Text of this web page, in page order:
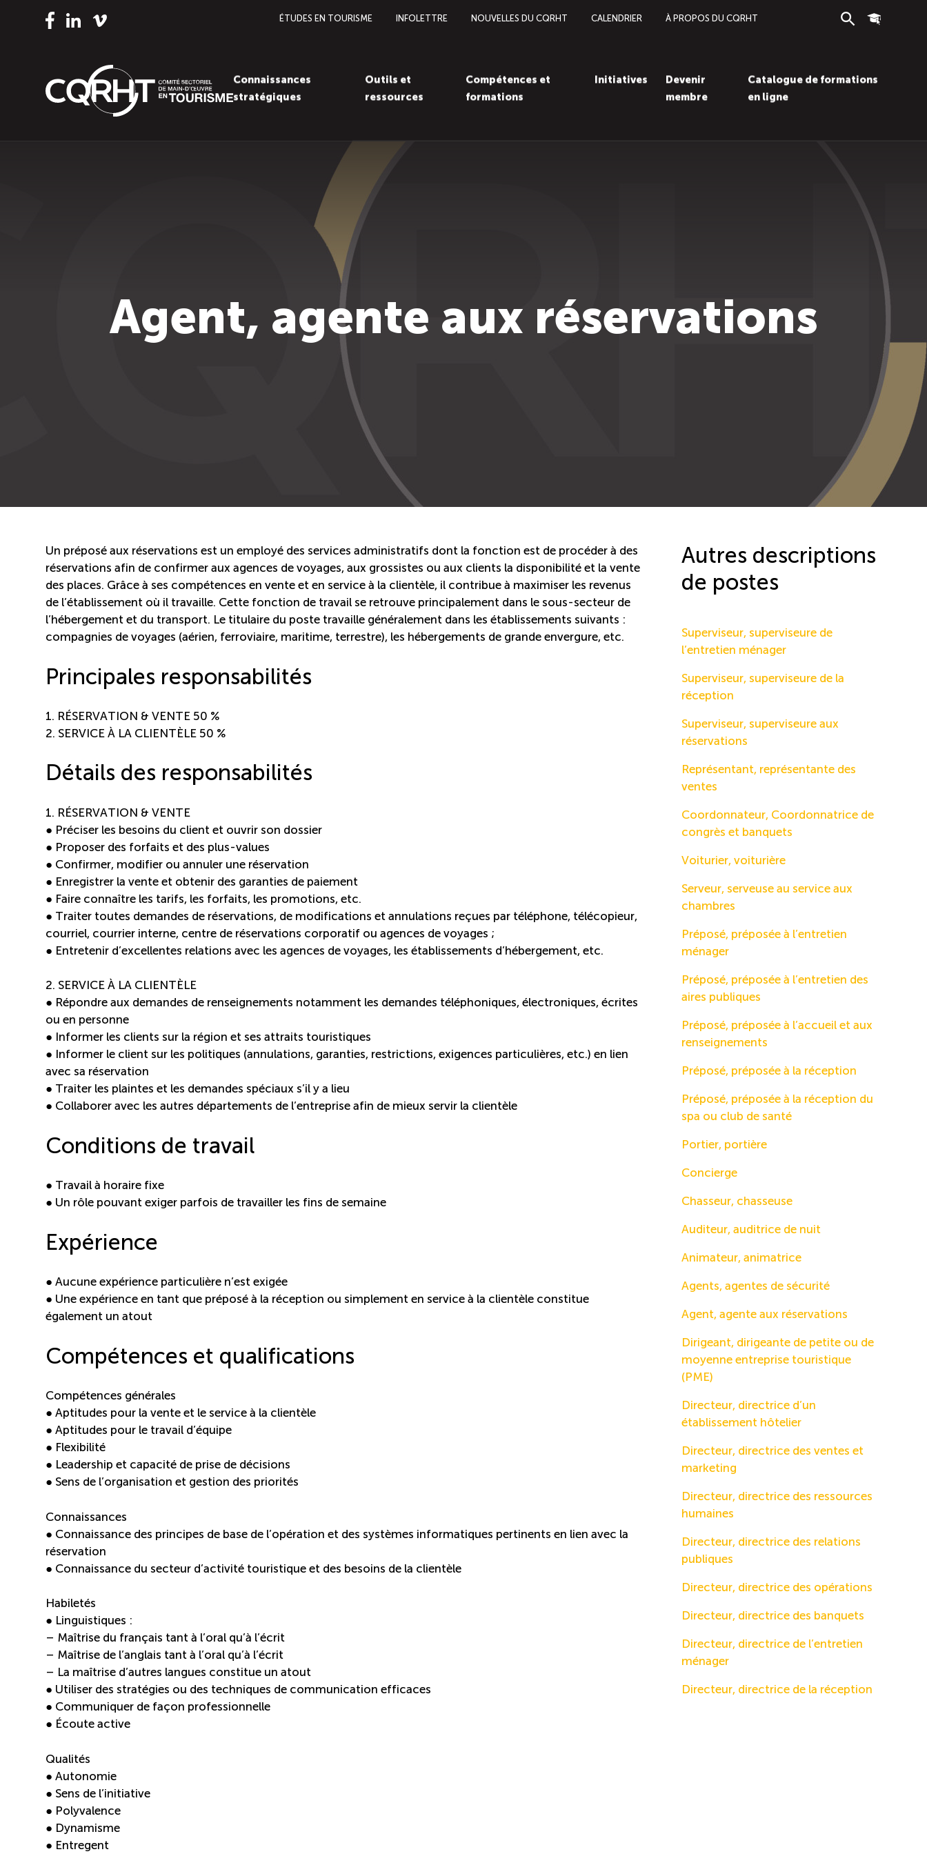
ÉTUDES EN TOURISME INFOLETTRE NOUVELLES DU CQRHT CALENDRIER À PROPOS DU CQRHT
Connaissances
stratégiques
Outils et
ressources
Compétences et
formations
Initiatives
Devenir
membre
Catalogue de formations
en ligne
Agent, agente aux réservations
Un préposé aux réservations est un employé des services administratifs dont la fonction est de procéder à des
réservations afin de confirmer aux agences de voyages, aux grossistes ou aux clients la disponibilité et la vente
des places. Grâce à ses compétences en vente et en service à la clientèle, il contribue à maximiser les revenus
de l’établissement où il travaille. Cette fonction de travail se retrouve principalement dans le sous-secteur de
l’hébergement et du transport. Le titulaire du poste travaille généralement dans les établissements suivants :
compagnies de voyages (aérien, ferroviaire, maritime, terrestre), les hébergements de grande envergure, etc.
Principales responsabilités
1. RÉSERVATION & VENTE 50 %
2. SERVICE À LA CLIENTÈLE 50 %
Détails des responsabilités
1. RÉSERVATION & VENTE
● Préciser les besoins du client et ouvrir son dossier
● Proposer des forfaits et des plus-values
● Confirmer, modifier ou annuler une réservation
● Enregistrer la vente et obtenir des garanties de paiement
● Faire connaître les tarifs, les forfaits, les promotions, etc.
● Traiter toutes demandes de réservations, de modifications et annulations reçues par téléphone, télécopieur,
courriel, courrier interne, centre de réservations corporatif ou agences de voyages ;
● Entretenir d’excellentes relations avec les agences de voyages, les établissements d’hébergement, etc.
2. SERVICE À LA CLIENTÈLE
● Répondre aux demandes de renseignements notamment les demandes téléphoniques, électroniques, écrites
ou en personne
● Informer les clients sur la région et ses attraits touristiques
● Informer le client sur les politiques (annulations, garanties, restrictions, exigences particulières, etc.) en lien
avec sa réservation
● Traiter les plaintes et les demandes spéciaux s’il y a lieu
● Collaborer avec les autres départements de l’entreprise afin de mieux servir la clientèle
Conditions de travail
● Travail à horaire fixe
● Un rôle pouvant exiger parfois de travailler les fins de semaine
Expérience
● Aucune expérience particulière n’est exigée
● Une expérience en tant que préposé à la réception ou simplement en service à la clientèle constitue
également un atout
Compétences et qualifications
Compétences générales
● Aptitudes pour la vente et le service à la clientèle
● Aptitudes pour le travail d’équipe
● Flexibilité
● Leadership et capacité de prise de décisions
● Sens de l’organisation et gestion des priorités
Connaissances
● Connaissance des principes de base de l’opération et des systèmes informatiques pertinents en lien avec la
réservation
● Connaissance du secteur d’activité touristique et des besoins de la clientèle
Habiletés
● Linguistiques :
– Maîtrise du français tant à l’oral qu’à l’écrit
– Maîtrise de l’anglais tant à l’oral qu’à l’écrit
– La maîtrise d’autres langues constitue un atout
● Utiliser des stratégies ou des techniques de communication efficaces
● Communiquer de façon professionnelle
● Écoute active
Qualités
● Autonomie
● Sens de l’initiative
● Polyvalence
● Dynamisme
● Entregent
Autres descriptions
de postes
Superviseur, superviseure de
l’entretien ménager
Superviseur, superviseure de la
réception
Superviseur, superviseure aux
réservations
Représentant, représentante des
ventes
Coordonnateur, Coordonnatrice de
congrès et banquets
Voiturier, voiturière
Serveur, serveuse au service aux
chambres
Préposé, préposée à l’entretien
ménager
Préposé, préposée à l’entretien des
aires publiques
Préposé, préposée à l’accueil et aux
renseignements
Préposé, préposée à la réception
Préposé, préposée à la réception du
spa ou club de santé
Portier, portière
Concierge
Chasseur, chasseuse
Auditeur, auditrice de nuit
Animateur, animatrice
Agents, agentes de sécurité
Agent, agente aux réservations
Dirigeant, dirigeante de petite ou de
moyenne entreprise touristique
(PME)
Directeur, directrice d’un
établissement hôtelier
Directeur, directrice des ventes et
marketing
Directeur, directrice des ressources
humaines
Directeur, directrice des relations
publiques
Directeur, directrice des opérations
Directeur, directrice des banquets
Directeur, directrice de l’entretien
ménager
Directeur, directrice de la réception